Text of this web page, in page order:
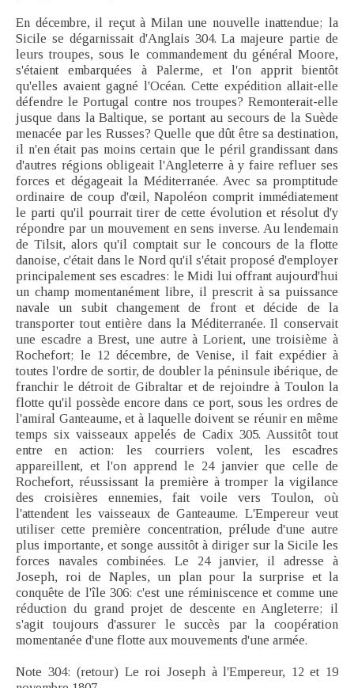
En décembre, il reçut à Milan une nouvelle inattendue; la
Sicile se dégarnissait d'Anglais 304. La majeure partie de
leurs troupes, sous le commandement du général Moore,
s'étaient embarquées à Palerme, et l'on apprit bientôt
qu'elles avaient gagné l'Océan. Cette expédition allait-elle
défendre le Portugal contre nos troupes? Remonterait-elle
jusque dans la Baltique, se portant au secours de la Suède
menacée par les Russes? Quelle que dût être sa destination,
il n'en était pas moins certain que le péril grandissant dans
d'autres régions obligeait l'Angleterre à y faire refluer ses
forces et dégageait la Méditerranée. Avec sa promptitude
ordinaire de coup d'œil, Napoléon comprit immédiatement
le parti qu'il pourrait tirer de cette évolution et résolut d'y
répondre par un mouvement en sens inverse. Au lendemain
de Tilsit, alors qu'il comptait sur le concours de la flotte
danoise, c'était dans le Nord qu'il s'était proposé d'employer
principalement ses escadres: le Midi lui offrant aujourd'hui
un champ momentanément libre, il prescrit à sa puissance
navale un subit changement de front et décide de la
transporter tout entière dans la Méditerranée. Il conservait
une escadre a Brest, une autre à Lorient, une troisième à
Rochefort; le 12 décembre, de Venise, il fait expédier à
toutes l'ordre de sortir, de doubler la péninsule ibérique, de
franchir le détroit de Gibraltar et de rejoindre à Toulon la
flotte qu'il possède encore dans ce port, sous les ordres de
l'amiral Ganteaume, et à laquelle doivent se réunir en même
temps six vaisseaux appelés de Cadix 305. Aussitôt tout
entre en action: les courriers volent, les escadres
appareillent, et l'on apprend le 24 janvier que celle de
Rochefort, réussissant la première à tromper la vigilance
des croisières ennemies, fait voile vers Toulon, où
l'attendent les vaisseaux de Ganteaume. L'Empereur veut
utiliser cette première concentration, prélude d'une autre
plus importante, et songe aussitôt à diriger sur la Sicile les
forces navales combinées. Le 24 janvier, il adresse à
Joseph, roi de Naples, un plan pour la surprise et la
conquête de l'île 306: c'est une réminiscence et comme une
réduction du grand projet de descente en Angleterre; il
s'agit toujours d'assurer le succès par la coopération
momentanée d'une flotte aux mouvements d'une armée.
Note 304: (retour) Le roi Joseph à l'Empereur, 12 et 19